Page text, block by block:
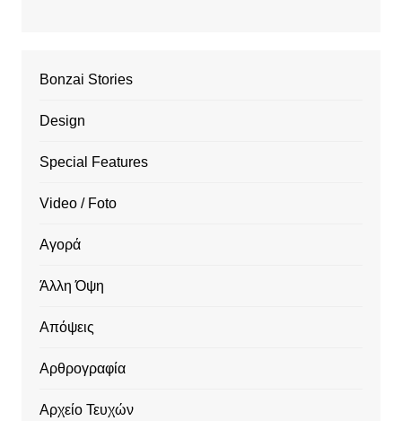
Bonzai Stories
Design
Special Features
Video / Foto
Αγορά
Άλλη Όψη
Απόψεις
Αρθρογραφία
Αρχείο Τευχών